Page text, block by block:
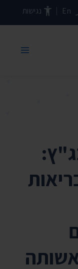
En נגישות